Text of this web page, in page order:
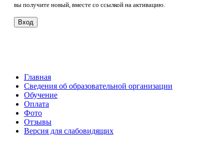
вы получите новый, вместе со ссылкой на активацию.
Вход
Главная
Сведения об образовательной организации
Обучение
Оплата
Фото
Отзывы
Версия для слабовидящих